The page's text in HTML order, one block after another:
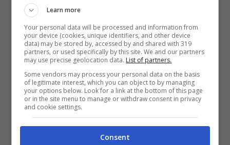
2, 2021
Queste la risposta di Fresi: “E’ una
pubblicità, un’opera di finzione e quando
‘Renatino’, che non si chiama così nella
vita, racconta di essere felice di non
andare a Parigi e di non vedere mai il mare
Learn more
Your personal data will be processed and information from
your device (cookies, unique identifiers, and other device
data) may be stored by, accessed by and shared with 319
partners, or used specifically by this site. We and our partners
may use precise geolocation data. List of partners.
Some vendors may process your personal data on the basis
of legitimate interest, which you can object to by managing
your options below. Look for a link at the bottom of this page
or in the site menu to manage or withdraw consent in privacy
and cookie settings.
Consent